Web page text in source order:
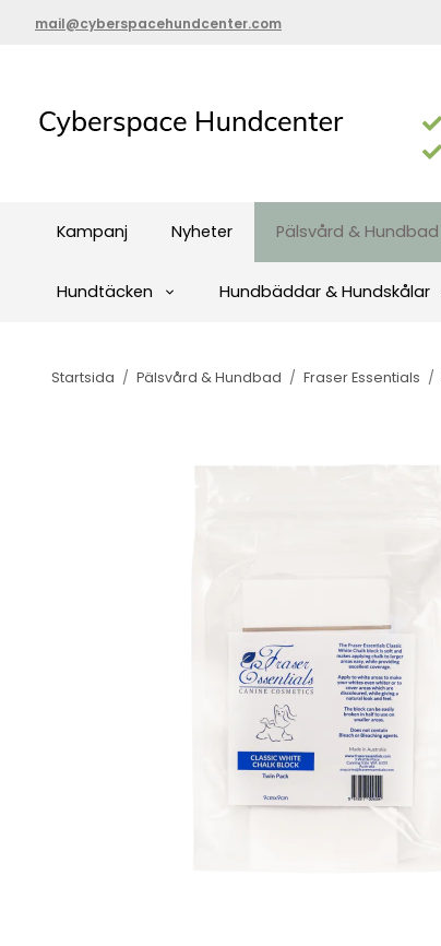
mail@cyberspacehundcenter.com
Kampanj Nyheter Pälsvård & Hundbad
Hundtäcken Hundbäddar & Hundskålar
Startsida / Pälsvård & Hundbad / Fraser Essentials /